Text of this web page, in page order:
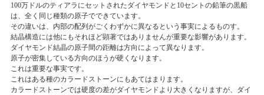
100万ドルのティアラにセットされたダイヤモンドと10セントの鉛筆の黒船
は、全く同じ種類の原子でできています。
その違いは、内部の配列がごくわずかに異なるという事実によるものす。
結晶構造には他にもそれほど顕著ではありませんが重要な影響があります。
ダイヤモンド結晶の原子間の距離は方向によって異なります。
原子が密集している方向のほうが硬くなります。
これは重要な事実です。
これはある種のカラードストーンにもあてはまります。
カラードストーンでは硬度の差がダイヤモンドより大きくなりますが、ダイ